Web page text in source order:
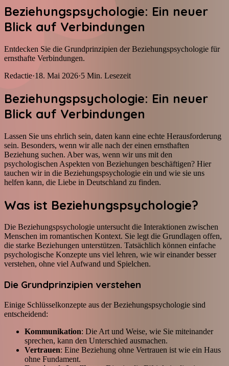
Beziehungspsychologie: Ein neuer
Blick auf Verbindungen
Entdecken Sie die Grundprinzipien der Beziehungspsychologie für
ernsthafte Verbindungen.
Redactie·18. Mai 2026·5 Min. Lesezeit
Beziehungspsychologie: Ein neuer
Blick auf Verbindungen
Lassen Sie uns ehrlich sein, daten kann eine echte Herausforderung
sein. Besonders, wenn wir alle nach der einen ernsthaften
Beziehung suchen. Aber was, wenn wir uns mit den
psychologischen Aspekten von Beziehungen beschäftigen? Hier
tauchen wir in die Beziehungspsychologie ein und wie sie uns
helfen kann, die Liebe in Deutschland zu finden.
Was ist Beziehungspsychologie?
Die Beziehungspsychologie untersucht die Interaktionen zwischen
Menschen im romantischen Kontext. Sie legt die Grundlagen offen,
die starke Beziehungen unterstützen. Tatsächlich können einfache
psychologische Konzepte uns viel lehren, wie wir einander besser
verstehen, ohne viel Aufwand und Spielchen.
Die Grundprinzipien verstehen
Einige Schlüsselkonzepte aus der Beziehungspsychologie sind
entscheidend:
Kommunikation: Die Art und Weise, wie Sie miteinander
sprechen, kann den Unterschied ausmachen.
Vertrauen: Eine Beziehung ohne Vertrauen ist wie ein Haus
ohne Fundament.